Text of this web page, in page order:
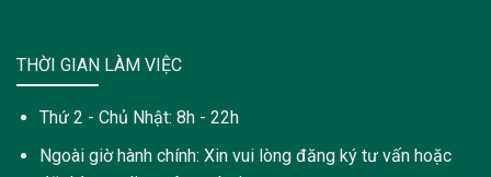
THỜI GIAN LÀM VIỆC
Thứ 2 - Chủ Nhật: 8h - 22h
Ngoài giờ hành chính: Xin vui lòng đăng ký tư vấn hoặc